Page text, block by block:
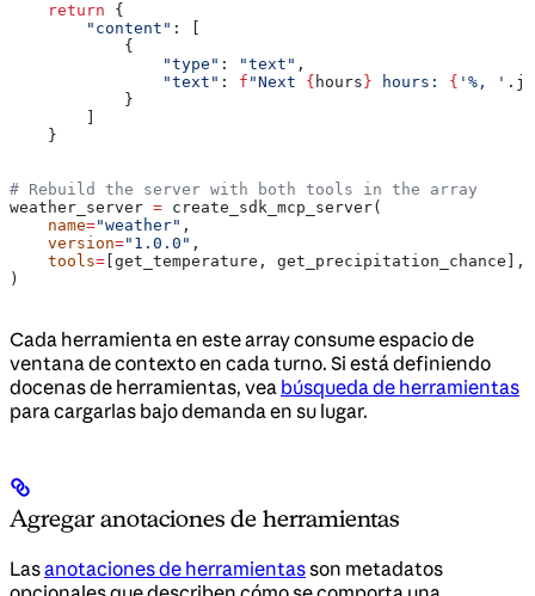
    return
{
        "content"
: [
            {
                "type"
: "text" ,
                "text"
: f "Next { hours } hours: { '%, '
            }
    }
# Rebuild the server with both tools in the array
weather_server = create_sdk_mcp_server(
    name
="weather" ,
    version
="1.0.0" ,
    tools
= [get_temperature, get_precipitation_chance],
)
Cada herramienta en este array consume espacio de
ventana de contexto en cada turno. Si está definiendo
docenas de herramientas, vea búsqueda de herramientas
para cargarlas bajo demanda en su lugar.
Agregar anotaciones de herramientas
Lasanotaciones de herramientasson metadatos